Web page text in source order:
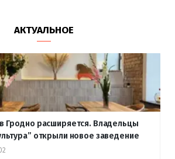
АКТУАЛЬНОЕ
Гродно расширяется. Владельцы
открыли новое заведение